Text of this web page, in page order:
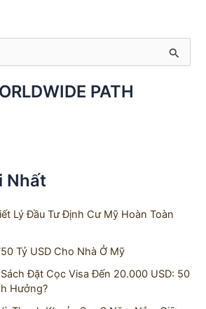
PATH
Nhất
Lý Đầu Tư Định Cư Mỹ Hoàn Toàn
Tỷ USD Cho Nhà Ở Mỹ
Đặt Cọc Visa Đến 20.000 USD: 50
Hưởng?